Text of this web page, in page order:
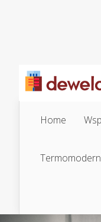
Home